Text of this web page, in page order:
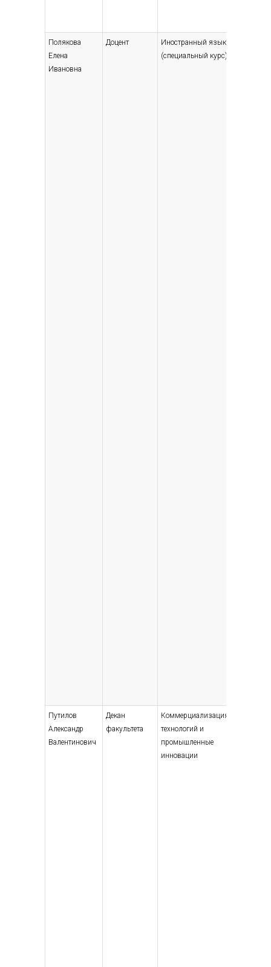
Полякова
Елена
Ивановна
Доцент
Иностранный язык
(специальный курс)
Путилов
Александр
Валентинович
Декан
факультета
Коммерциализация
технологий и
промышленные
инновации